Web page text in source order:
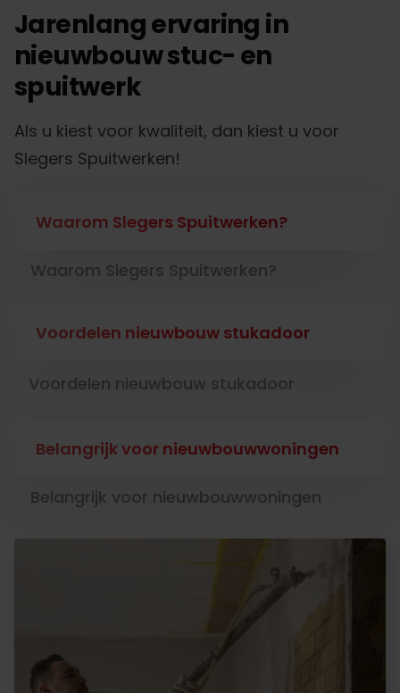
Jarenlang ervaring in
nieuwbouw stuc- en
spuitwerk
Als u kiest voor kwaliteit, dan kiest u voor
Slegers Spuitwerken!
Waarom Slegers Spuitwerken?
Waarom Slegers Spuitwerken?
Voordelen nieuwbouw stukadoor
Voordelen nieuwbouw stukadoor
Belangrijk voor nieuwbouwwoningen
Belangrijk voor nieuwbouwwoningen